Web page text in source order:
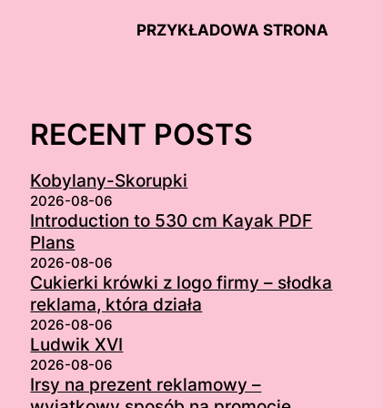
PRZYKŁADOWA STRONA
RECENT POSTS
Kobylany-Skorupki
2026-08-06
Introduction to 530 cm Kayak PDF
Plans
2026-08-06
Cukierki krówki z logo firmy – słodka
reklama, która działa
2026-08-06
Ludwik XVI
2026-08-06
Irsy na prezent reklamowy –